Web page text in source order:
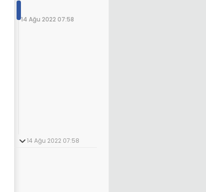
14 Ağu 2022 07:58
14 Ağu 2022 07:58